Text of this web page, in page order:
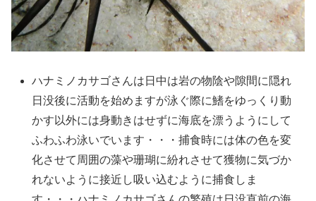
ハナミノカサゴさんは日中は岩の物陰や隙間に隠れ
日没後に活動を始めますが泳ぐ際に鰭をゆっくり動
かす以外には身動きはせずに海底を漂うようにして
ふわふわ泳いでいます・・・捕食時には体の色を変
化させて周囲の藻や珊瑚に紛れさせて獲物に気づか
れないように接近し吸い込むように捕食しま